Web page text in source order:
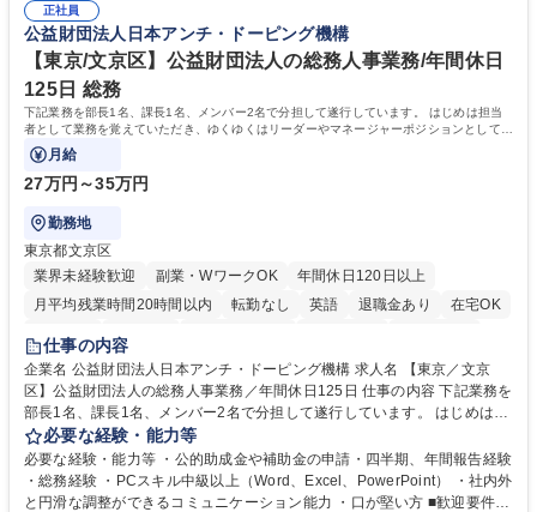
ルプロデュースしているため、商品に関わる全ての業務をサポート頂きま
す。 募集職種 東京都中央区【営業事務・貿易事務】食品商社/残業少なめ/
リモート等相談可
の強み】1991年の設立以来、外食産業を中心としたお客様の多様なニー
ズに沿った冷凍水産物等の生産・輸入・販売を一貫して手掛けています。
自社工場と海外拠点の強固な連携によるワンストップサービスが最大の強
みです。 学歴・資格 学歴：大学院 大学 語学力：英語 資格：
正社員
公益財団法人日本アンチ・ドーピング機構
【東京/文京区】公益財団法人の総務人事業務/年間休日
125日 総務
下記業務を部長1名、課長1名、メンバー2名で分担して遂行しています。 はじめは担当
者として業務を覚えていただき、ゆくゆくはリーダーやマネージャーポジションとして活
躍いただくことを期待しています。
月給
27万円～35万円
勤務地
東京都文京区
業界未経験歓迎
副業・WワークOK
年間休日120日以上
月平均残業時間20時間以内
転勤なし 英語 退職金あり
在宅OK
賞与あり
育休あり
食事補助あり
仕事の内容
企業名 公益財団法人日本アンチ・ドーピング機構 求人名 【東京／文京
区】公益財団法人の総務人事業務／年間休日125日 仕事の内容 下記業務を
部長1名、課長1名、メンバー2名で分担して遂行しています。 はじめは担
当者として業務を覚えていただき、ゆくゆくはリーダーやマネージャーポ
ジションとして活躍いただくことを期待しています。 【総務・人事グルー
プの業務内容】 ・人事制度関連 ・採用活動 ・教育研修の企画、実行 ・勤
怠管理 ・官公庁への各種提出 ・法定の会議運営（評議員会、理事会） ・
必要な経験・能力等
必要な経験・能力等 ・公的助成金や補助金の申請・四半期、年間報告経験
・総務経験 ・PCスキル中級以上（Word、Excel、PowerPoint） ・社内外
と円滑な調整ができるコミュニケーション能力 ・口が堅い方 ■歓迎要件